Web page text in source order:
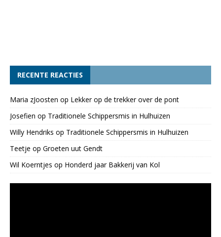
RECENTE REACTIES
Maria zJoosten op Lekker op de trekker over de pont
Josefien op Traditionele Schippersmis in Hulhuizen
Willy Hendriks op Traditionele Schippersmis in Hulhuizen
Teetje op Groeten uut Gendt
Wil Koerntjes op Honderd jaar Bakkerij van Kol